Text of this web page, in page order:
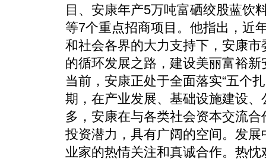
目、安康年产5万吨富硒绞股蓝饮
等7个重点招商项目。他指出，近
和社会各界的大力支持下，安康
的循环发展之路，建设美丽富裕
当前，安康正处于全面落实“五个
期，在产业发展、基础设施建设
多，安康在与各类社会资本交流
投资潜力，具有广阔的空间。发
业家的热情关注和真诚合作。热